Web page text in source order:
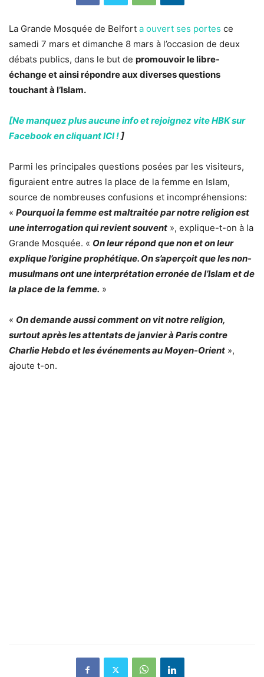
La Grande Mosquée de Belfort a ouvert ses portes ce
samedi 7 mars et dimanche 8 mars à l’occasion de deux
débats publics, dans le but de promouvoir le libre-
échange et ainsi répondre aux diverses questions
touchant à l’Islam.
[Ne manquez plus aucune info et rejoignez vite HBK sur
Facebook en cliquant ICI !]
Parmi les principales questions posées par les visiteurs,
figuraient entre autres la place de la femme en Islam,
source de nombreuses confusions et incompréhensions:
« Pourquoi la femme est maltraitée par notre religion est
une interrogation qui revient souvent », explique-t-on à la
Grande Mosquée. « On leur répond que non et on leur
explique l’origine prophétique. On s’aperçoit que les non-
musulmans ont une interprétation erronée de l’Islam et de
la place de la femme. »
« On demande aussi comment on vit notre religion,
surtout après les attentats de janvier à Paris contre
Charlie Hebdo et les événements au Moyen-Orient »,
ajoute t-on.